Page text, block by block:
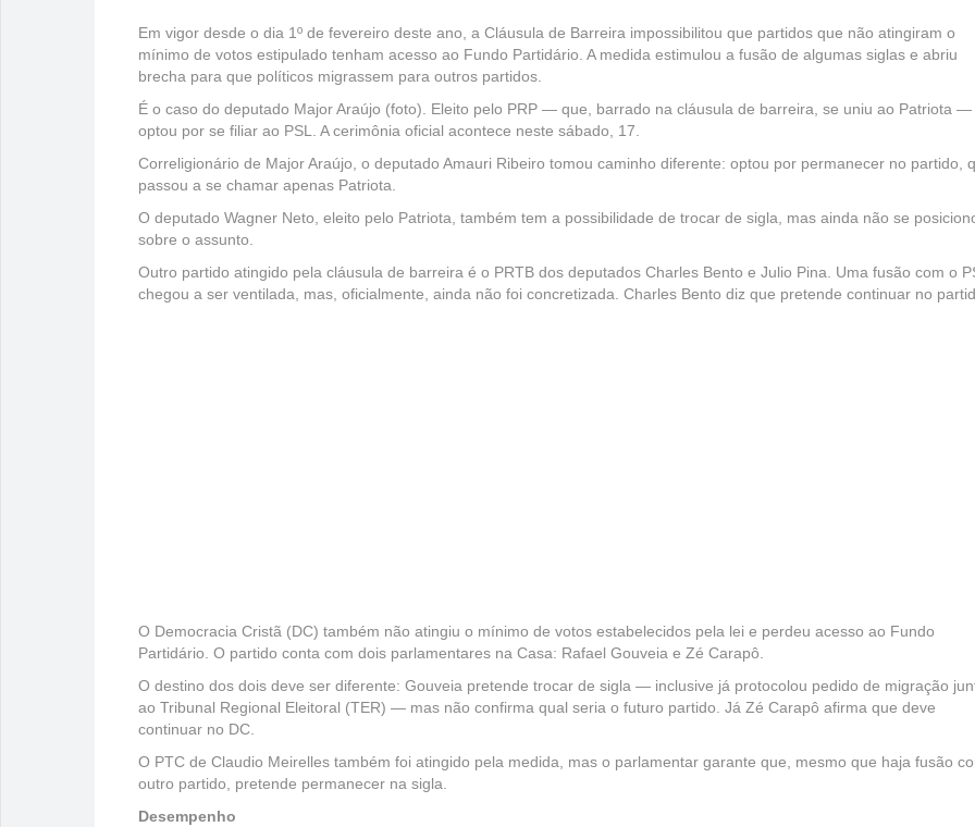
Em vigor desde o dia 1º de fevereiro deste ano, a Cláusula de Barreira impossibilitou que partidos que não atingiram o
mínimo de votos estipulado tenham acesso ao Fundo Partidário. A medida estimulou a fusão de algumas siglas e abriu
brecha para que políticos migrassem para outros partidos.
É o caso do deputado Major Araújo (foto). Eleito pelo PRP ­— que, barrado na cláusula de barreira, se uniu ao Patriota —
optou por se filiar ao PSL. A cerimônia oficial acontece neste sábado, 17.
Correligionário de Major Araújo, o deputado Amauri Ribeiro tomou caminho diferente: optou por permanecer no partido,
passou a se chamar apenas Patriota.
O deputado Wagner Neto, eleito pelo Patriota, também tem a possibilidade de trocar de sigla, mas ainda não se
sobre o assunto.
Outro partido atingido pela cláusula de barreira é o PRTB dos deputados Charles Bento e Julio Pina. Uma fusão com o
chegou a ser ventilada, mas, oficialmente, ainda não foi concretizada. Charles Bento diz que pretende continuar no
O Democracia Cristã (DC) também não atingiu o mínimo de votos estabelecidos pela lei e perdeu acesso ao Fundo
Partidário. O partido conta com dois parlamentares na Casa: Rafael Gouveia e Zé Carapô.
O destino dos dois deve ser diferente: Gouveia pretende trocar de sigla — inclusive já protocolou pedido de migração
ao Tribunal Regional Eleitoral (TER) — mas não confirma qual seria o futuro partido. Já Zé Carapô afirma que deve
continuar no DC.
O PTC de Claudio Meirelles também foi atingido pela medida, mas o parlamentar garante que, mesmo que haja fusão
outro partido, pretende permanecer na sigla.
Desempenho